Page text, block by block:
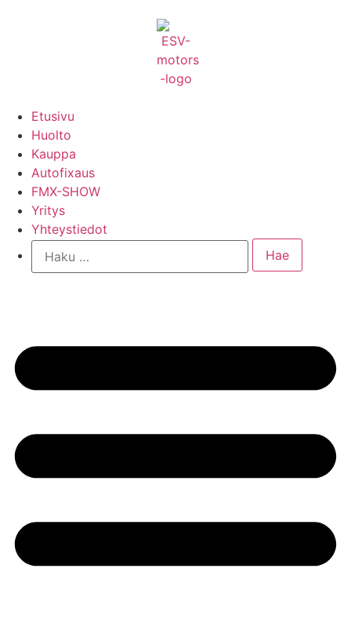
Etusivu
Huolto
Kauppa
Autofixaus
FMX-SHOW
Yritys
Yhteystiedot